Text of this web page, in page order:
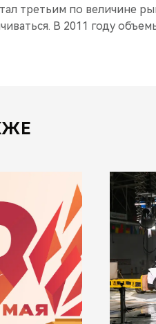
третьим по величине
В 2011 году